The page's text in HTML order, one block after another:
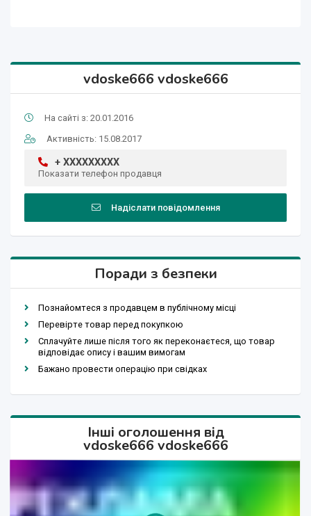
vdoske666 vdoske666
На сайті з: 20.01.2016
Активність: 15.08.2017
+ XXXXXXXXX
Показати телефон продавця
Надіслати повідомлення
Поради з безпеки
Познайомтеся з продавцем в публічному місці
Перевірте товар перед покупкою
Сплачуйте лише після того як переконаєтеся, що товар
відповідає опису і вашим вимогам
Бажано провести операцію при свідках
Інші оголошення від
vdoske666 vdoske666